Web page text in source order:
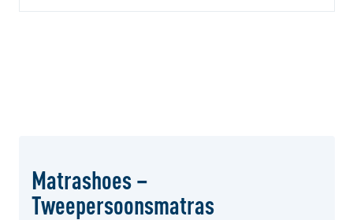
Matrashoes –
Tweepersoonsmatras